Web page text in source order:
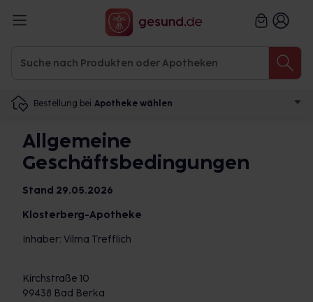
Bestellung bei Apotheke wählen
Allgemeine
Geschäftsbedingungen
Stand 29.05.2026
Klosterberg-Apotheke
Inhaber: Vilma Trefflich
Kirchstraße 10
99438 Bad Berka